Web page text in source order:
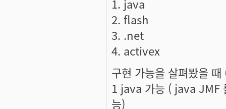
1. java
2. flash
3. .net
4. activex
구현 가능을 살펴봤을
1 java 가능 ( java JMF
능)